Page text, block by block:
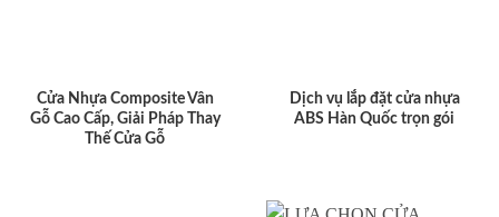
Cửa Nhựa Composite Vân
Gỗ Cao Cấp, Giải Pháp Thay
Thế Cửa Gỗ
Dịch vụ lắp đặt cửa nhựa
ABS Hàn Quốc trọn gói